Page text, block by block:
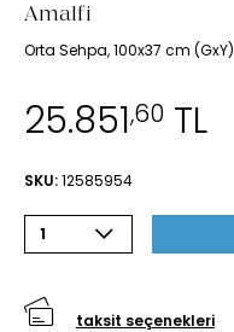
Amalfi
Orta Sehpa, 100x37 cm (GxY)
25.851,60 TL
SKU:12585954
1
taksit seçenekleri